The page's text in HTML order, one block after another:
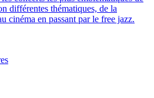
différentes thématiques, de la
cinéma en passant par le free jazz.